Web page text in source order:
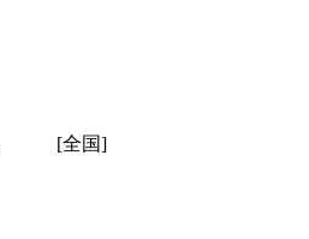
[全国]